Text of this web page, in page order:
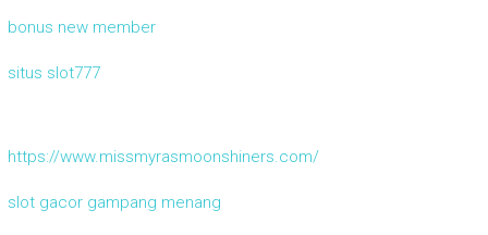
bonus new member
situs slot777
https://www.missmyrasmoonshiners.com/
slot gacor gampang menang